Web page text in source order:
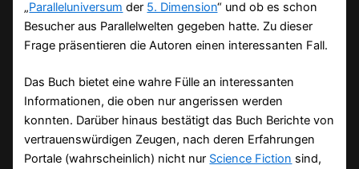
„Paralleluniversum der 5. Dimension“ und ob es schon
Besucher aus Parallelwelten gegeben hatte. Zu dieser
Frage präsentieren die Autoren einen interessanten Fall.
Das Buch bietet eine wahre Fülle an interessanten
Informationen, die oben nur angerissen werden
konnten. Darüber hinaus bestätigt das Buch Berichte von
vertrauenswürdigen Zeugen, nach deren Erfahrungen
Portale (wahrscheinlich) nicht nur Science Fiction sind,